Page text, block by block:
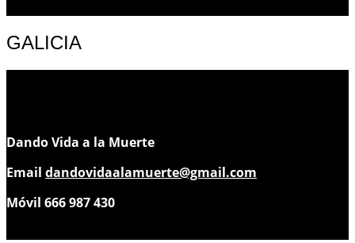
GALICIA
Dando Vida a la Muerte
Email dandovidaalamuerte@gmail.com
Móvil 666 987 430